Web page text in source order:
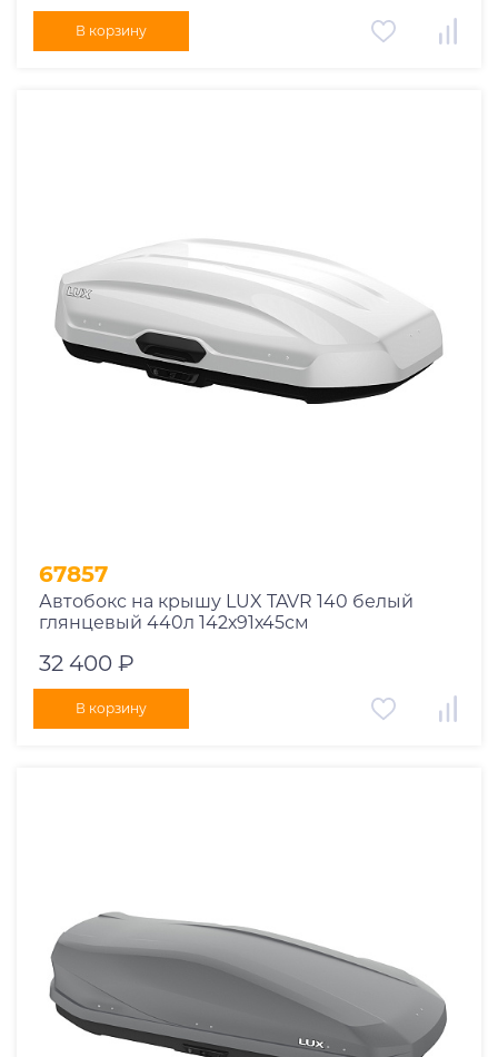
В корзину
67857
Автобокс на крышу LUX TAVR 140 белый
глянцевый 440л 142х91х45см
32 400 ₽
В корзину